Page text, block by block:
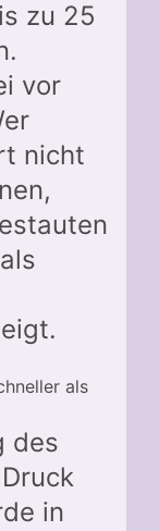
zu 25
vor
nicht
als
des
in